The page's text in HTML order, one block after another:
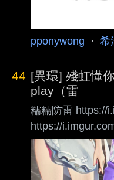
pponywong · 希
44 [異環] 殘虹懂
play（雷
糯糯防雷 https://
https://
https://
https://
https://